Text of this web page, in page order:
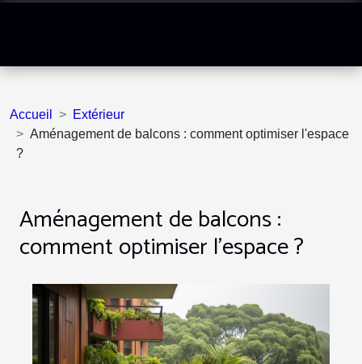
Accueil
Extérieur
Aménagement de balcons : comment optimiser l'espace
?
Aménagement de balcons :
comment optimiser l'espace ?